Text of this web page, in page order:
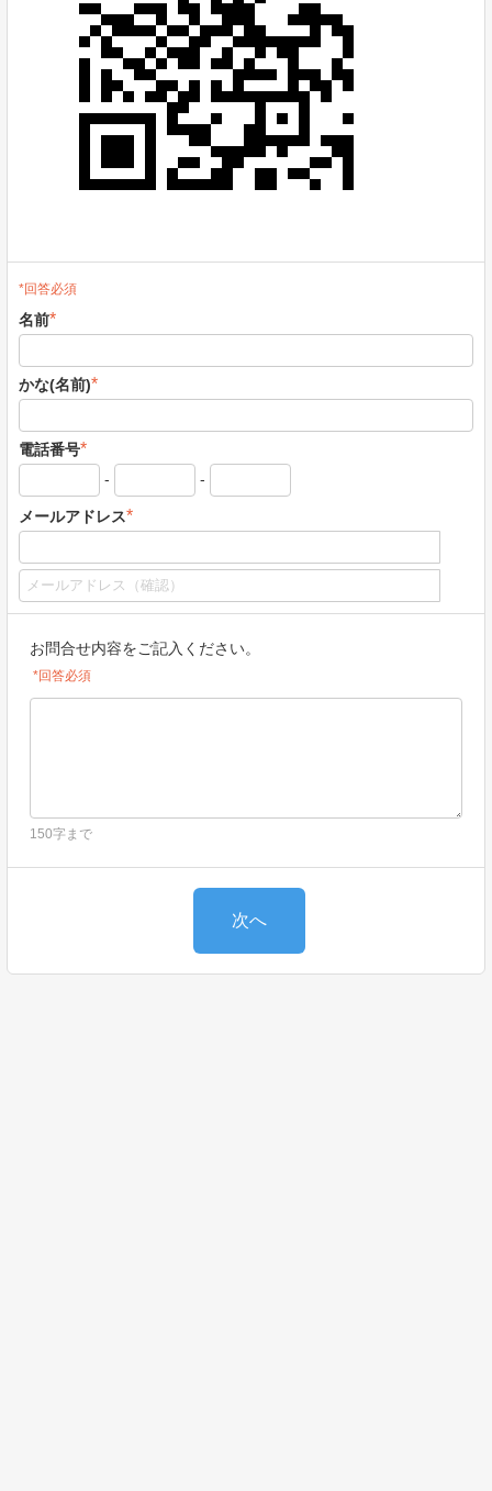
*回答必須
名前*
かな(名前)*
電話番号*
- -
メールアドレス*
お問合せ内容をご記入ください。
*回答必須
150字まで